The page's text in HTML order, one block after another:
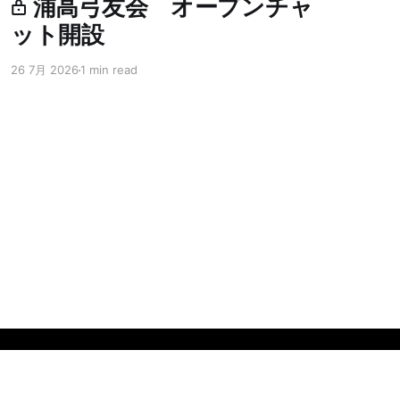
浦高弓友会 オープンチャ
ット開設
26 7月 20261 min read